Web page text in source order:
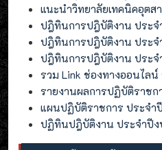
แนะนำวิทยาลัยเทคนิคอุต
ปฎิทินการปฎิบัติงาน ประ
ปฎิทินการปฎิบัติงาน ประ
ปฎิทินการปฎิบัติงาน ประ
รวม Link ช่องทางออนไล
รายงานผลการปฏิบัติราช
แผนปฏิบัติราชการ ประจ
ปฏิทินปฎิบัติงาน ประจำปี